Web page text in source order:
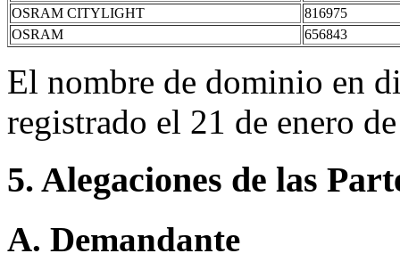
OSRAM CITYLIGHT
816975
OSRAM
656843
El nombre de dominio en
registrado el 21 de enero
5. Alegaciones de las
A. Demandante